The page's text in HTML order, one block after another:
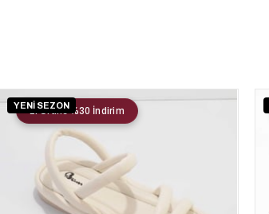
YENİ SEZON
2. Ürüne %30 İndirim